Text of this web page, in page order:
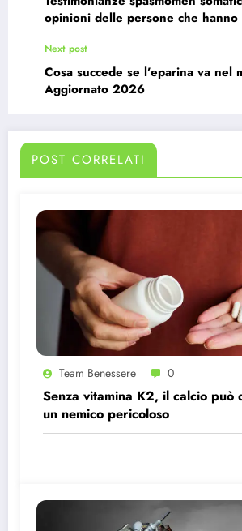
opinioni delle persone che hanno
Next post
Cosa succede se l’eparina va nel
Aggiornato 2026
POST CORRELATI
Team Benessere 0
Senza vitamina K2, il calcio può
un nemico pericoloso